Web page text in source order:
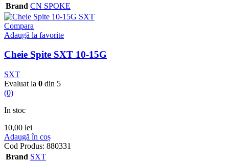
Brand CN SPOKE
Compara
Adaugă la favorite
Cheie Spite SXT 10-15G
SXT
Evaluat la 0 din 5
(0)
In stoc
10,00 lei
Adaugă în coș
Cod Produs: 880331
Brand SXT